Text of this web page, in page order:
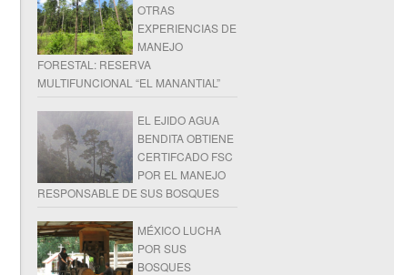
OTRAS
EXPERIENCIAS DE
MANEJO
FORESTAL: RESERVA
MULTIFUNCIONAL “EL MANANTIAL”
EL EJIDO AGUA
BENDITA OBTIENE
CERTIFCADO FSC
POR EL MANEJO
RESPONSABLE DE SUS BOSQUES
MÉXICO LUCHA
POR SUS
BOSQUES